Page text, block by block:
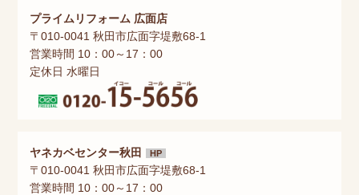
プライムリフォーム 広面店
〒010-0041 秋田市広面字堤敷68-1
営業時間 10：00～17：00
定休日 水曜日
ヤネカベセンター秋田 HP
〒010-0041 秋田市広面字堤敷68-1
営業時間 10：00～17：00